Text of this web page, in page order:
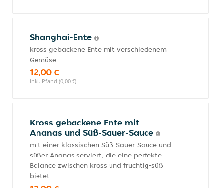
Shanghai-Ente
kross gebackene Ente mit verschiedenem
Gemüse
12,00 €
inkl. Pfand (0,00 €)
Kross gebackene Ente mit
Ananas und Süß-Sauer-Sauce
mit einer klassischen Süß-Sauer-Sauce und
süßer Ananas serviert, die eine perfekte
Balance zwischen kross und fruchtig-süß
bietet